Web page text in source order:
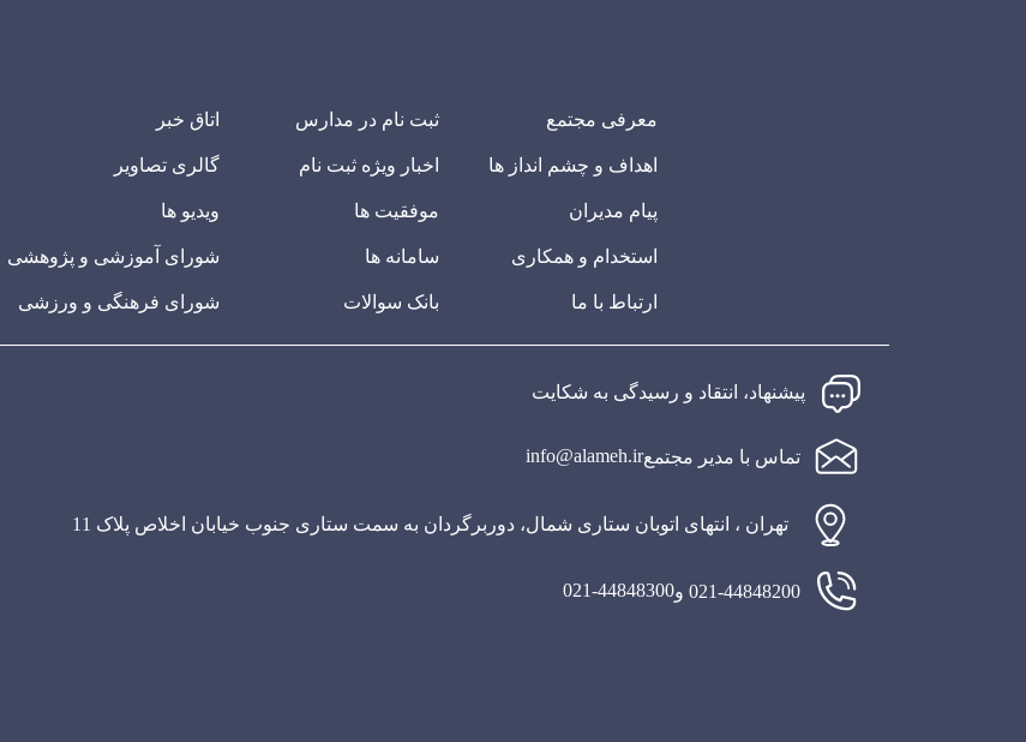
معرفی مجتمع
اهداف و چشم انداز ها
پیام مدیران
استخدام و همکاری
ارتباط با ما
ثبت نام در مدارس
اخبار ویژه ثبت نام
موفقیت ها
سامانه ها
بانک سوالات
اتاق خبر
گالری تصاویر
ویدیو ها
شورای آموزشی و پژوهشی
شورای فرهنگی و ورزشی
پیشنهاد، انتقاد و رسیدگی به شکایت
تماس با مدیر مجتمعinfo@alameh.ir
تهران ، انتهای اتوبان ستاری شمال، دوربرگردان به سمت ستاری جنوب خیابان اخلاص پلاک 11
021-44848200 و 021-44848300